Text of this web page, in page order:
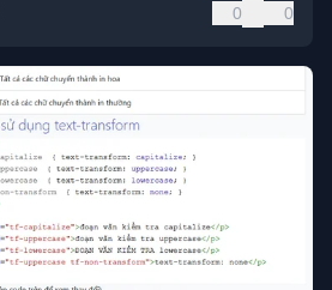
0 0